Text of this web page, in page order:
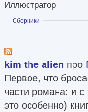
Иллюстратор
Показать
Сборники
kim the alien про
Первое, что
части романа: и с
это особенно)